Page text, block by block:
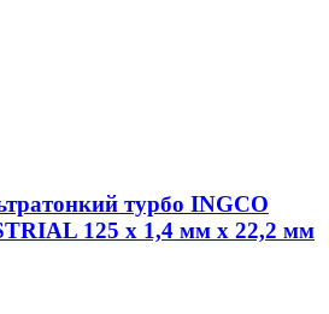
турбо INGCO
125 х 1,4 мм x 22,2 мм